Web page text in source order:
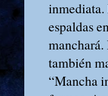
inmediata.
espaldas
también
“Mancha